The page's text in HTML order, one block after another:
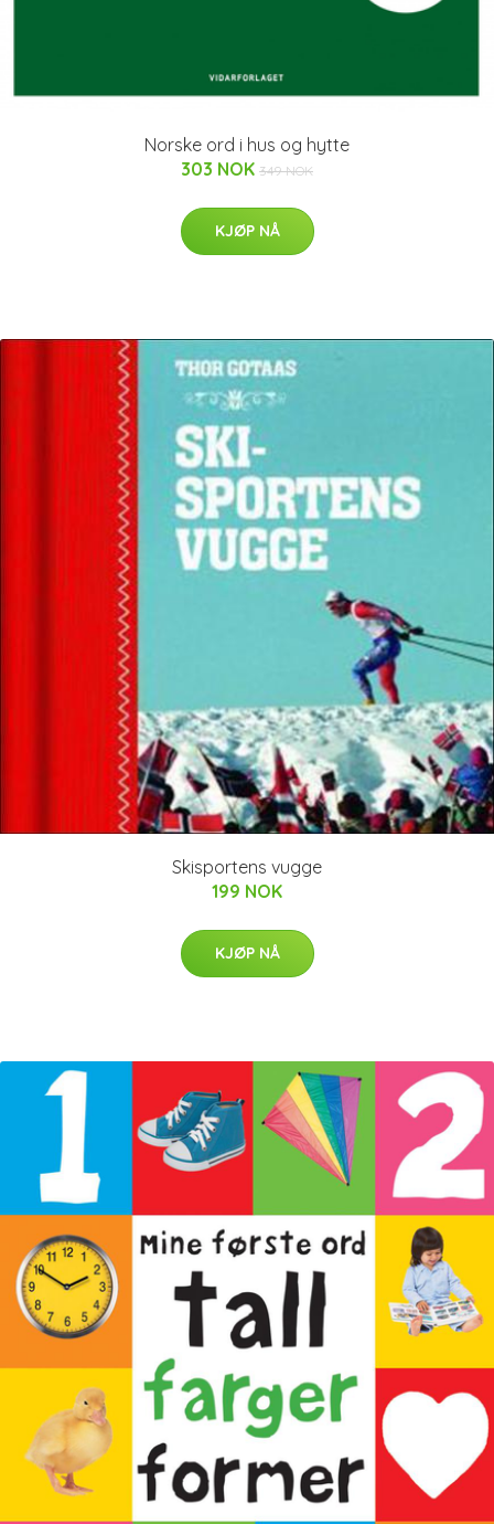
Norske ord i hus og hytte
303 NOK 349 NOK
KJØP NÅ
Skisportens vugge
199 NOK
KJØP NÅ